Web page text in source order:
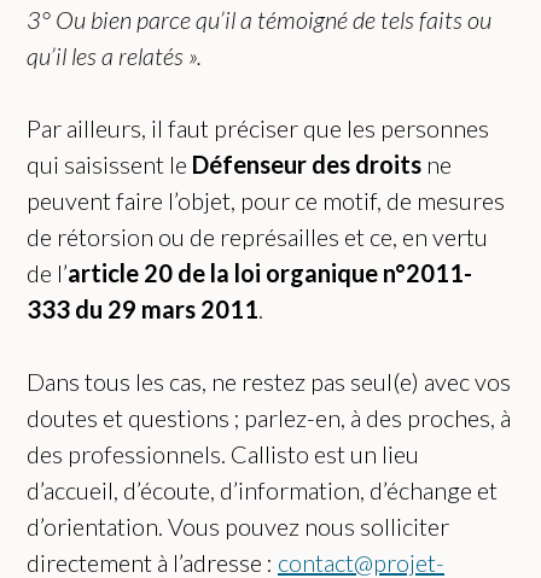
3° Ou bien parce qu’il a témoigné de tels faits ou
qu’il les a relatés ».
Par ailleurs, il faut préciser que les personnes
qui saisissent le Défenseur des droits ne
peuvent faire l’objet, pour ce motif, de mesures
de rétorsion ou de représailles et ce, en vertu
de l’article 20 de la loi organique n°2011-
333 du 29 mars 2011
Dans tous les cas, ne restez pas seul(e) avec vos
doutes et questions ; parlez-en, à des proches, à
des professionnels. Callisto est un lieu
d’accueil, d’écoute, d’information, d’échange et
d’orientation. Vous pouvez nous solliciter
directement à l’adresse : contact@projet-